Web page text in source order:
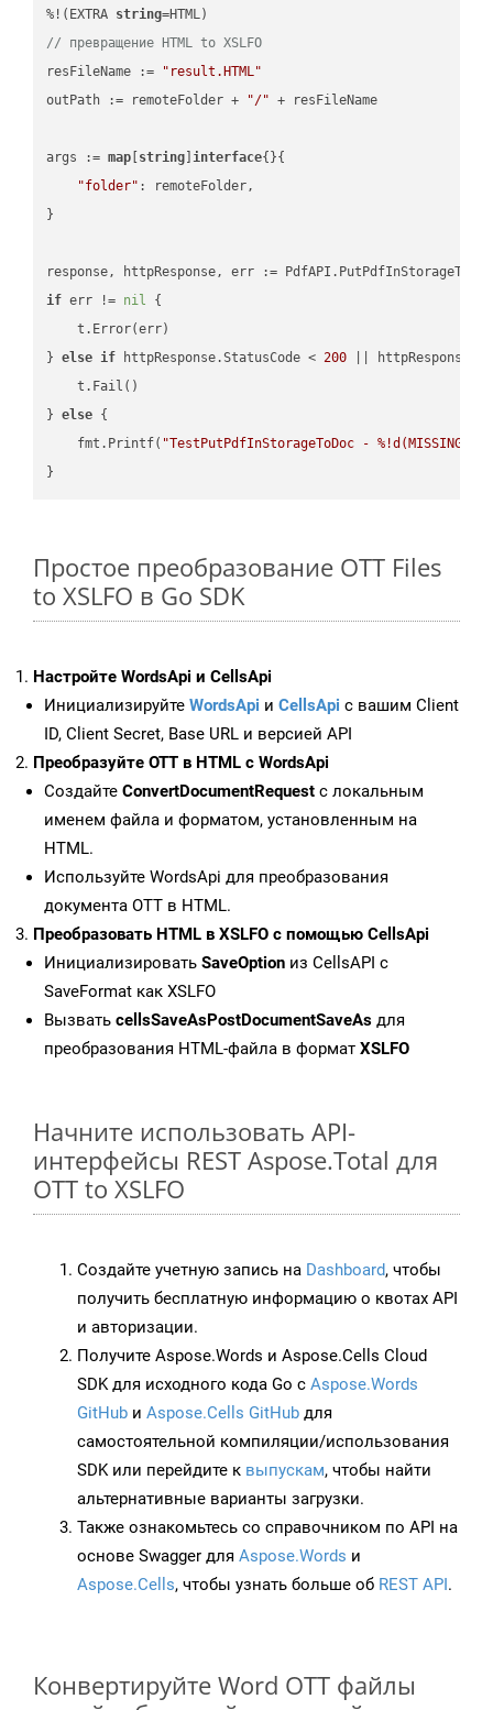
%!(EXTRA string
// превращение HTML to XSLFO
resFileName :=
"result.HTML"
outPath := remoteFolder +
"/" + resFileName
args := map string ]interface{}{
"folder" : remoteFolder,
}
if err != nil {
    t.Error(err)
} else if httpResponse.StatusCode < 200 ||
    t.Fail()
} else {
    fmt.Printf(
"TestPutPdfInStorageToDoc - %!d(MISSING)\n"
Простое преобразование OTT Files
to XSLFO в Go SDK
Настройте WordsApi и CellsApi
Инициализируйте WordsApi и CellsApi с вашим Client
ID, Client Secret, Base URL и версией API
Преобразуйте OTT в HTML с WordsApi
Создайте ConvertDocumentRequest с локальным
именем файла и форматом, установленным на
HTML.
Используйте WordsApi для преобразования
документа OTT в HTML.
Преобразовать HTML в XSLFO с помощью CellsApi
Инициализировать SaveOption из CellsAPI с
SaveFormat как XSLFO
Вызвать cellsSaveAsPostDocumentSaveAs для
преобразования HTML-файла в формат XSLFO
Начните использовать API-
интерфейсы REST Aspose.Total для
OTT to XSLFO
Создайте учетную запись на Dashboard, чтобы
получить бесплатную информацию о квотах API
и авторизации.
Получите Aspose.Words и Aspose.Cells Cloud
SDK для исходного кода Go с Aspose.Words
GitHub и Aspose.Cells GitHub для
самостоятельной компиляции/использования
SDK или перейдите к выпускам, чтобы найти
альтернативные варианты загрузки.
Также ознакомьтесь со справочником по API на
основе Swagger для Aspose.Words и
Aspose.Cells, чтобы узнать больше об REST API.
Конвертируйте Word OTT файлы